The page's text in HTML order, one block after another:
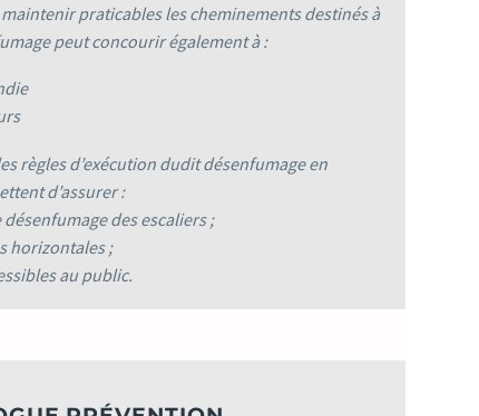
praticables les cheminements destinés à
peut concourir également à :
règles d’exécution dudit désenfumage en
d’assurer :
désenfumage des escaliers ;
horizontales ;
au public.